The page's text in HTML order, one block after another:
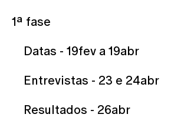
1ª fase
Datas - 19fev a 19abr
Entrevistas - 23 e 24abr
Resultados - 26abr